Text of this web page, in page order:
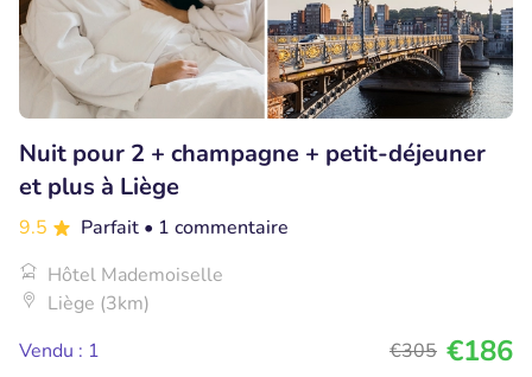
Nuit pour 2 + champagne + petit-déjeuner
et plus à Liège
9.5 Parfait • 1 commentaire
Hôtel Mademoiselle
Liège (3km)
Vendu : 1
€305 €186